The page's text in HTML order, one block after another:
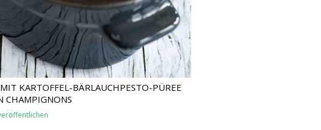
KARTOFFEL-BÄRLAUCHPESTO-PÜREE
CHAMPIGNONS